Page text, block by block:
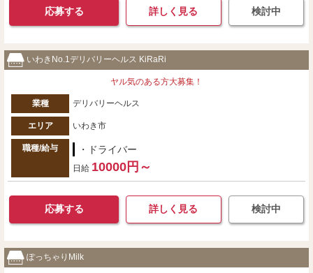
応募する 詳しく見る 検討中
いわきNo.1デリバリーヘルス KiRaRi
ヤル気のある方大募集！
業種 デリバリーヘルス
エリア いわき市
職種/給与 ・ドライバー
日給 10000円～
応募する 詳しく見る 検討中
ぽっちゃりMilk